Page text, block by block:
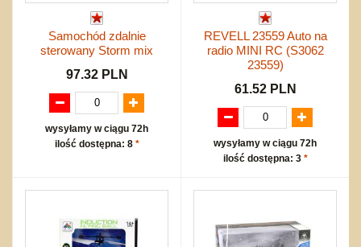
Samochód zdalnie
sterowany Storm mix
97.32 PLN
wysyłamy w ciągu 72h
ilość dostępna: 8 *
REVELL 23559 Auto na
radio MINI RC (S3062
23559)
61.52 PLN
wysyłamy w ciągu 72h
ilość dostępna: 3 *